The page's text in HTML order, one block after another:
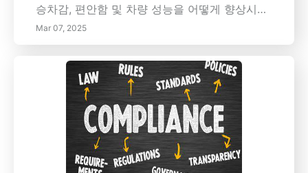
드를 따르세요.* 최종 점검 및 유지 관리: 새 벨트
가 올바르게 작동하는지 확인하고 장기적인 안
정성을 위해 벨트 시스템을 유지 관리하는 방법
을 알아보세요.* 안전 점검 절차: 사전 점검 점검
목록, 안전 프로토콜, 단계별 점검 및 교체 기술
에 대해 알아보세요.* 안전한 세르펜틴 벨트 교
체: 필요한 도구와 교체 절차에 대한 단계별 가이
드입니다.* 이미지 시각 가이드. 키워드: 세르펜
틴 벨트, 자동차 유지 관리, 엔진 수리, 벨트 교체,
자동차 수리, 차량 유지 관리, 발전기, 파워 스티
승차감, 편안함 및 차량 성능을 어떻게 향상시키
는지 알아보십시오. 이 첨단 시스템은 실시간 조
정을 통해 울퉁불퉁한 지형에서 안정성을 향상
시켜 최적의 타이어 접촉 및 핸들링을 보장합니
다. 편안함 설정을 개인화하고 쉽게 맞춤 설정하
여 여유로운 주행이나 신나는 여행 모두에서 즐
거움을 증가시킵니다. 또한, 적응형 서스펜션 시
스템은 중요한 차량 구성 요소의 마모를 줄여 장
기적인 비용 절감에 기여하고, 이로 인해 수리 필
요성을 줄이고 차량의 수명을 늘립니다. 뿐만 아
Mar 07, 2025